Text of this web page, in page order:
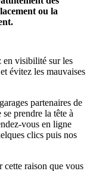
ou la
en visibilité sur les
évitez les mauvaises
partenaires de
prendre la tête à
vous en ligne
clics puis nos
cette raison que vous